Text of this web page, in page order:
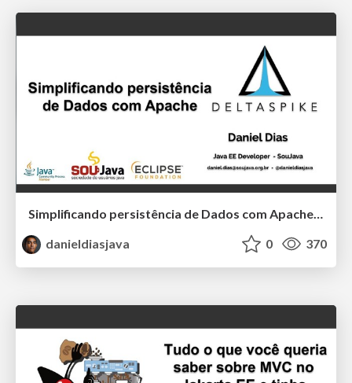
Simplificando persistência de Dados com Apache DeltaSpike Data
danieldiasjava
0 370